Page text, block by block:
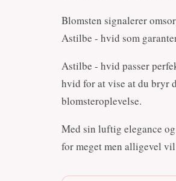
Blomsten signalerer
Astilbe - hvid som
Astilbe - hvid passer
hvid for at vise at du bryr
blomsteroplevelse.
Med sin luftig elegance
for meget men alligevel